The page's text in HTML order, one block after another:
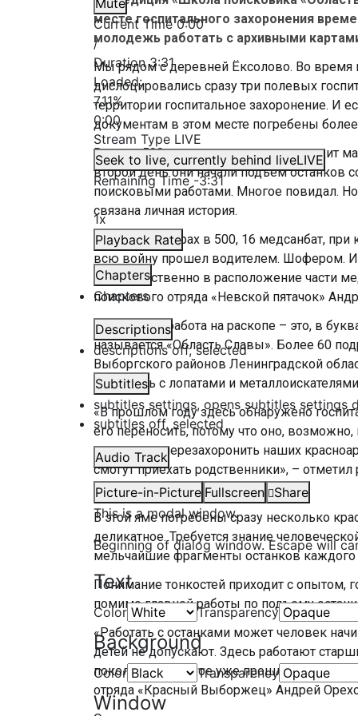
Mute
Current Time0:00
/
Duration3:31
Loaded:
7.11%
0:00
Stream Type LIVE
Seek to live, currently behind liveLIVE
Remaining Time-3:31
1x
Playback Rate
Chapters
Chapters
Descriptions
descriptions off, selected
Subtitles
subtitles settings, opens subtitles settings
subtitles off, selected
Audio Track
Picture-in-Picture Fullscreen
Share
This is a modal window.
Beginning of dialog window. Escape will
Text
Color Transparency
Background
Color Transparency
Window
месте госпитального захоронения
молодежь работать с архивными
Мы рядом с деревней Ёксолово. Во время
дислоцировались сразу три полевых
территории госпитальное захоронение. И
документам в этом месте погребены
Всего в 500 метрах от деревни проходит
второй день они начали подъем останков
поисковыми работами. Многое повидал.
связана личная история.
«Впереди, метрах в 500, 16 медсанбат,
всю войну прошел водителем. Шофером.
непосредственно в расположение части
поискового отряда «Невской пятачок»
В этом лесу работа на раскопе – это, в
называется «Область Славы». Более 60
Выборгского районов Ленинградской
местность с лопатами и
«В прошлом году здесь обнаружено
его переносить, потому что оно,
нормально перезахоронить наших
смогут приехать родственники», –
славы» Александр Колоярский.
В этой яме погребены сразу несколько
деликатное. Требуется знание
мельчайшие фрагменты останков каждого
Понимание тонкостей приходит с опытом,
помимо главной работы по подъему
«Работать с останками может человек
детей не допускают. Здесь работают
поколение, которое уже прошло эти
отряда «Красный Выборжец» Андрей